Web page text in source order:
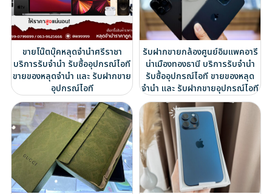
ขายโน๊ตบุ๊คหลุดจำนำศรีราชา
บริการรับจำนำ รับซื้ออุปกรณ์ไอที
ขายของหลุดจำนำ และ รับฝากขาย
อุปกรณ์ไอที
รับฝากขายกล้องศูนย์อิมแพคอารี
น่าเมืองทองธานี บริการรับจำนำ
รับซื้ออุปกรณ์ไอที ขายของหลุด
จำนำ และ รับฝากขายอุปกรณ์ไอที